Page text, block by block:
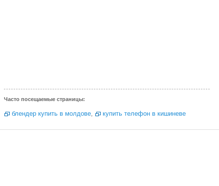
Часто посещаемые страницы:
блендер купить в молдове, купить телефон в кишиневе